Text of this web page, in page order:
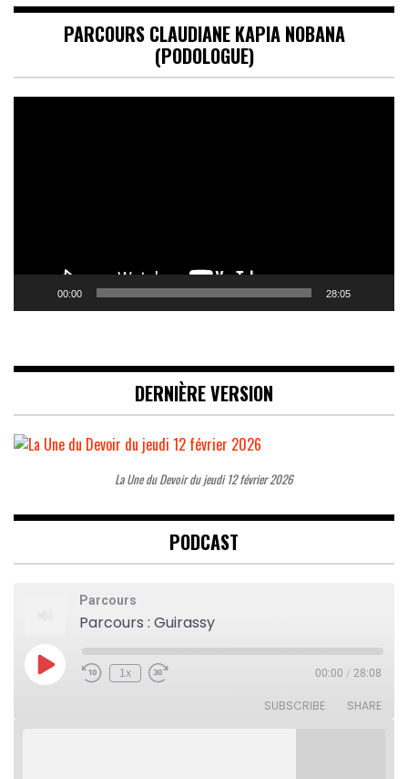
PARCOURS CLAUDIANE KAPIA NOBANA
(PODOLOGUE)
00:00 28:05
DERNIÈRE VERSION
La Une du Devoir du jeudi 12 février 2026
PODCAST
Parcours
Parcours : Guirassy
Play
Episode
Rewind
1x
Fast
00:00 / 28:08
SUBSCRIBE SHARE